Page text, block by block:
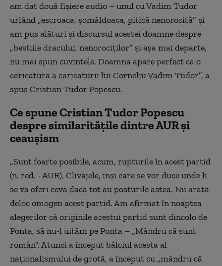
am dat două fișiere audio – unul cu Vadim Tudor
urlând „escroaca, șomâldoaca, pitică nenorocită” și
am pus alături și discursul acestei doamne despre
„bestiile dracului, nenorociților” și așa mai departe,
nu mai spun cuvintele. Doamna apare perfect ca o
caricatură a caricaturii lui Corneliu Vadim Tudor”, a
spus Cristian Tudor Popescu.
Ce spune Cristian Tudor Popescu
despre similaritățile dintre AUR și
ceaușism
„Sunt foarte posibile, acum, rupturile în acest partid
(n. red. - AUR). Clivajele, inși care se vor duce unde li
se va oferi ceva dacă tot au posturile astea. Nu arată
deloc omogen acest partid. Am afirmat în noaptea
alegerilor că originile acestui partid sunt dincolo de
Ponta, să nu-l uităm pe Ponta – „Mândru că sunt
român”. Atunci a început bâlciul acesta al
naționalismului de grotă, a început cu „mândru că